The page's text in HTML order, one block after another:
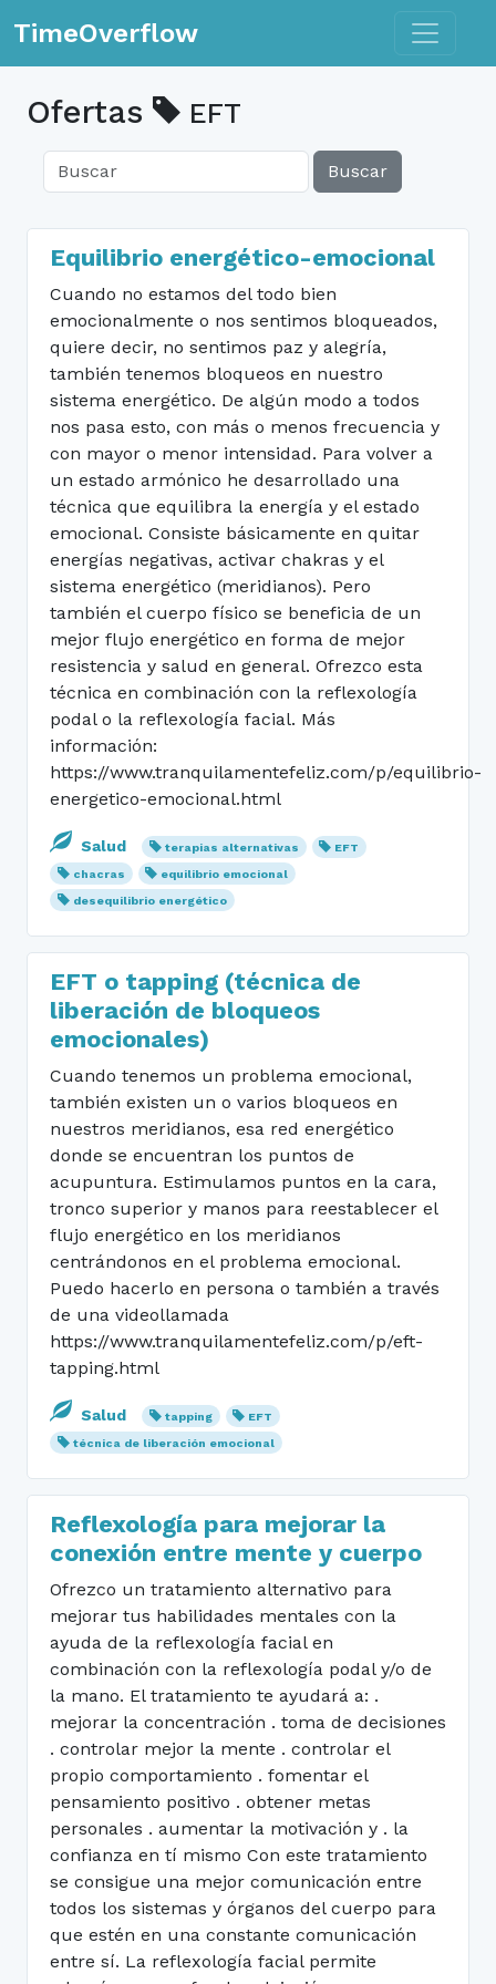
TimeOverflow Toggle
Ofertas EFT
Buscar
Equilibrio energético-emocional
Cuando no estamos del todo bien
emocionalmente o nos sentimos bloqueados,
quiere decir, no sentimos paz y alegría,
también tenemos bloqueos en nuestro
sistema energético. De algún modo a todos
nos pasa esto, con más o menos frecuencia y
con mayor o menor intensidad. Para volver a
un estado armónico he desarrollado una
técnica que equilibra la energía y el estado
emocional. Consiste básicamente en quitar
energías negativas, activar chakras y el
sistema energético (meridianos). Pero
también el cuerpo físico se beneficia de un
mejor flujo energético en forma de mejor
resistencia y salud en general. Ofrezco esta
técnica en combinación con la reflexología
podal o la reflexología facial. Más
información:
https://www.tranquilamentefeliz.com/p/equilibrio-
energetico-emocional.html
Salud terapias alternativas
EFT
chacras
equilibrio emocional
desequilibrio energético
EFT o tapping (técnica de
liberación de bloqueos
emocionales)
Cuando tenemos un problema emocional,
también existen un o varios bloqueos en
nuestros meridianos, esa red energético
donde se encuentran los puntos de
acupuntura. Estimulamos puntos en la cara,
tronco superior y manos para reestablecer el
flujo energético en los meridianos
centrándonos en el problema emocional.
Puedo hacerlo en persona o también a través
de una videollamada
https://www.tranquilamentefeliz.com/p/eft-
tapping.html
Salud tapping
EFT
técnica de liberación emocional
Reflexología para mejorar la
conexión entre mente y cuerpo
Ofrezco un tratamiento alternativo para
mejorar tus habilidades mentales con la
ayuda de la reflexología facial en
combinación con la reflexología podal y/o de
la mano. El tratamiento te ayudará a: .
mejorar la concentración . toma de decisiones
. controlar mejor la mente . controlar el
propio comportamiento . fomentar el
pensamiento positivo . obtener metas
personales . aumentar la motivación y . la
confianza en tí mismo Con este tratamiento
se consigue una mejor comunicación entre
todos los sistemas y órganos del cuerpo para
que estén en una constante comunicación
entre sí. La reflexología facial permite